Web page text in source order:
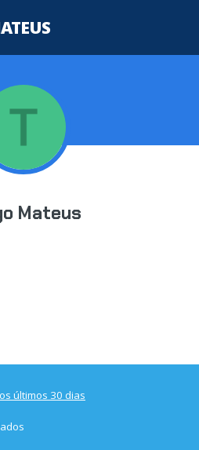
Mateus
últimos 30 dias